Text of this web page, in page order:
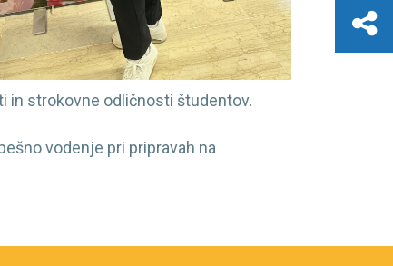
in strokovne odličnosti študentov.
vodenje pri pripravah na